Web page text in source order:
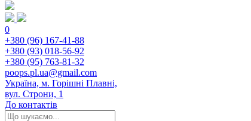
0
+380 (96) 167-41-88
+380 (93) 018-56-92
+380 (95) 763-81-32
poops.pl.ua@gmail.com
Україна, м. Горішні Плавні,
вул. Строни, 1
До контактів